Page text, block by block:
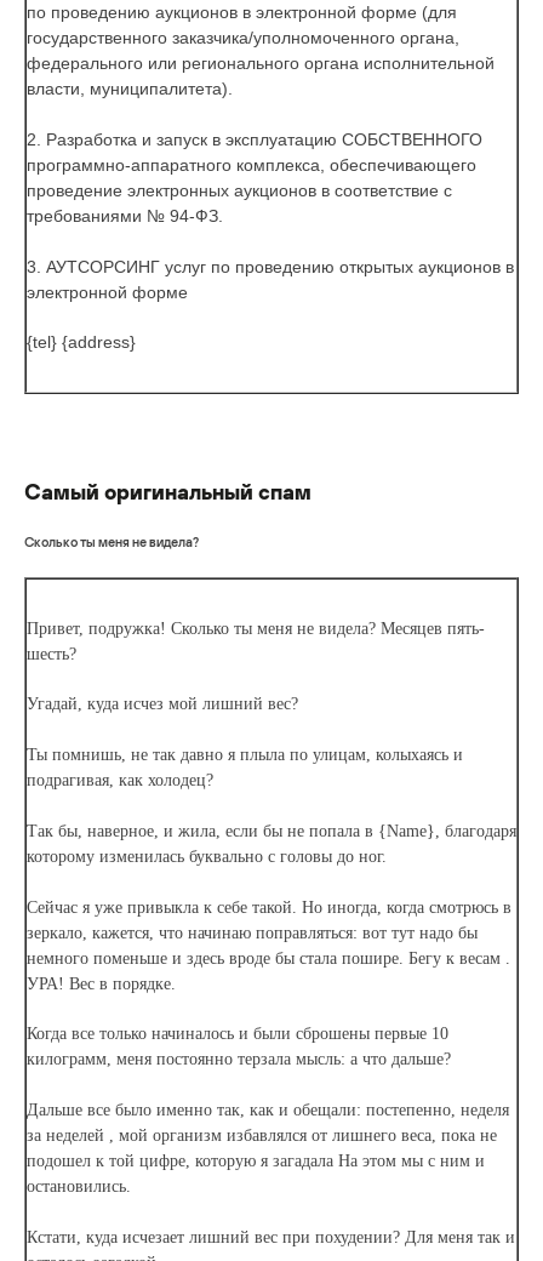
по проведению аукционов в электронной форме (для
государственного заказчика/уполномоченного органа,
федерального или регионального органа исполнительной
власти, муниципалитета).
2. Разработка и запуск в эксплуатацию СОБСТВЕННОГО
программно-аппаратного комплекса, обеспечивающего
проведение электронных аукционов в соответствие с
требованиями № 94-ФЗ.
3. АУТСОРСИНГ услуг по проведению открытых аукционов в
электронной форме
{tel} {address}
Самый оригинальный спам
Сколько ты меня не видела?
Привет, подружка! Сколько ты меня не видела? Месяцев пять-
шесть?
Угадай, куда исчез мой лишний вес?
Ты помнишь, не так давно я плыла по улицам, колыхаясь и
подрагивая, как холодец?
Так бы, наверное, и жила, если бы не попала в {Name}, благодаря
которому изменилась буквально с головы до ног.
Сейчас я уже привыкла к себе такой. Но иногда, когда смотрюсь в
зеркало, кажется, что начинаю поправляться: вот тут надо бы
немного поменьше и здесь вроде бы стала пошире. Бегу к весам .
УРА! Вес в порядке.
Когда все только начиналось и были сброшены первые 10
килограмм, меня постоянно терзала мысль: а что дальше?
Дальше все было именно так, как и обещали: постепенно, неделя
за неделей , мой организм избавлялся от лишнего веса, пока не
подошел к той цифре, которую я загадала На этом мы с ним и
остановились.
Кстати, куда исчезает лишний вес при похудении? Для меня так и